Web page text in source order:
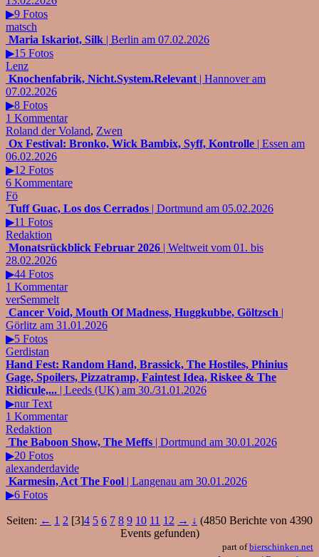
▶9 Fotos
matsch
Maria Iskariot, Silk | Berlin am 07.02.2026
▶15 Fotos
Lenz
Knochenfabrik, Nicht.System.Relevant | Hannover am
07.02.2026
▶8 Fotos
1 Kommentar
Roland der Voland, Zwen
Ox Festival: Bronko, Wick Bambix, Syff, Kontrolle | Essen am
06.02.2026
▶12 Fotos
6 Kommentare
Fö
Tuff Guac, Los dos Cerrados | Dortmund am 05.02.2026
▶11 Fotos
Redaktion
Monatsrückblick Februar 2026 | Weltweit vom 01. bis
28.02.2026
▶44 Fotos
1 Kommentar
verSemmelt
Cancer Void, Mouth Of Madness, Huggkubbe, Göltzsch |
Görlitz am 31.01.2026
▶5 Fotos
Gerdistan
Hand Fest: Random Hand, Brassick, The Hostiles, Phinius
Gage, Spoilers, Pizzatramp, Faintest Idea, Riskee & The
Ridicule,... | Leeds (UK) am 30./31.01.2026
▶nur Text
1 Kommentar
Redaktion
The Baboon Show, The Meffs | Dortmund am 30.01.2026
▶20 Fotos
alexanderdavide
Karmesin, Act The Fool | Langenau am 30.01.2026
▶6 Fotos
Seiten: ← 1 2 [3]4 5 6 7 8 9 10 11 12 → ↓ (4850 Berichte von 4390
Events gefunden)
part ofbierschinken.net